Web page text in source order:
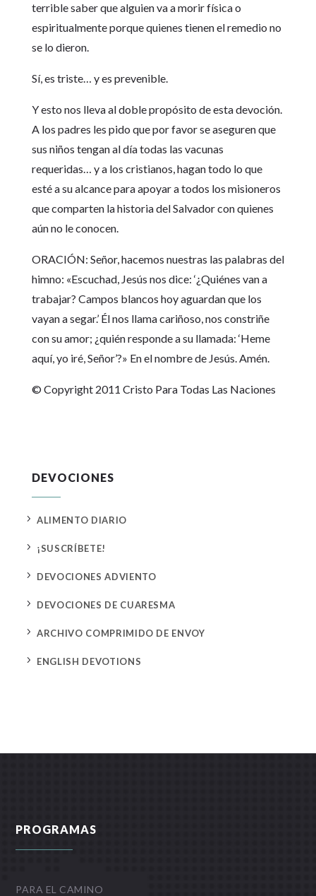
terrible saber que alguien va a morir física o
espiritualmente porque quienes tienen el remedio no
se lo dieron.
Sí, es triste… y es prevenible.
Y esto nos lleva al doble propósito de esta devoción.
A los padres les pido que por favor se aseguren que
sus niños tengan al día todas las vacunas
requeridas… y a los cristianos, hagan todo lo que
esté a su alcance para apoyar a todos los misioneros
que comparten la historia del Salvador con quienes
aún no le conocen.
ORACIÓN: Señor, hacemos nuestras las palabras del
himno: «Escuchad, Jesús nos dice: ‘¿Quiénes van a
trabajar? Campos blancos hoy aguardan que los
vayan a segar.’ Él nos llama cariñoso, nos constriñe
con su amor; ¿quién responde a su llamada: ‘Heme
aquí, yo iré, Señor’?» En el nombre de Jesús. Amén.
© Copyright 2011 Cristo Para Todas Las Naciones
DEVOCIONES
5 ALIMENTO DIARIO
5 ¡SUSCRÍBETE!
5 DEVOCIONES ADVIENTO
5 DEVOCIONES DE CUARESMA
5 ARCHIVO COMPRIMIDO DE ENVOY
5 ENGLISH DEVOTIONS
PROGRAMAS
PARA EL CAMINO